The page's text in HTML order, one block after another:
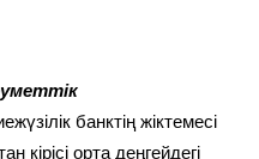
банктің жіктемесі
кірісі орта деңгейдегі